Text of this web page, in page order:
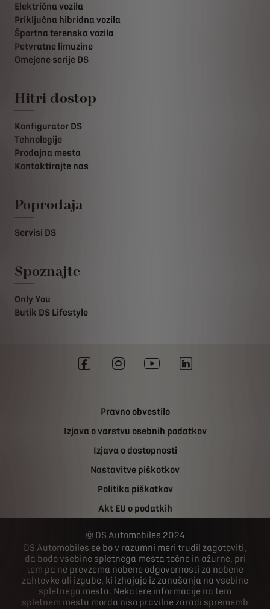
Električna vozila
Priključna hibridna vozila
Športna terenska vozila
Petvratne limuzine
Omejene serije DS
Hitri dostop
Konfigurator DS
Tehnologije
Prodajna mesta
Kontaktirajte nas
Poprodaja
Servisi DS
Spoznajte
Only You
Butik DS Lifestyle
Pravno obvestilo
Izjava o varstvu osebnih podatkov
Izjava o dostopnosti
Nastavitve piškotkov
Politika piškotkov
Akt EU o podatkih
DS Automobiles 2024
DS Automobiles se bo v razumni meri trudil zagotoviti,
da bodo vsebine spletnega mesta točne in ažurne, pri
tem pa ne prevzema nobene odgovornosti za nobene
zahtevke ali izgube, ki izhajajo iz zanašanja na vsebine
spletnega mesta. Nekatere informacije na tem
spletnem mestu morda niso pravilne zaradi sprememb